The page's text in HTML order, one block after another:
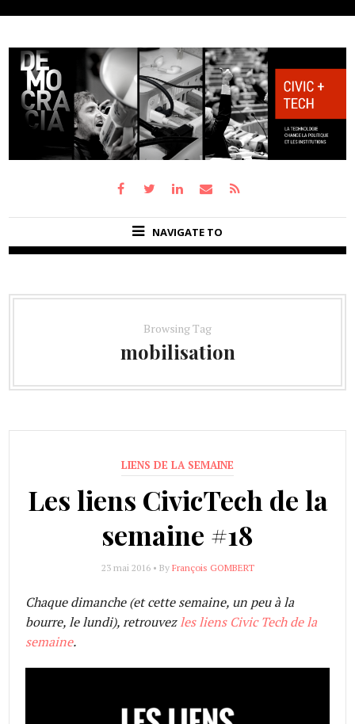
NAVIGATE TO
Browsing Tag
mobilisation
LIENS DE LA SEMAINE
Les liens CivicTech de la
semaine #18
23 mai 2016 • By François GOMBERT
Chaque dimanche (et cette semaine, un peu à la
bourre, le lundi), retrouvezles liens Civic Tech de la
semaine.